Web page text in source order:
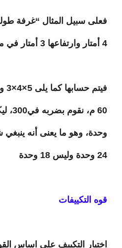
فعلى سبيل المثال “غرفة طولها 5 أمتار
4 أمتار وارتفاعها 3 أمتار في منطقة حارة جدا
فيتم حسابها كما يلى 5×4×3 والذى ينتج عنه
وحدة، وهو ما يعنى أنه ينبغي
24 وحدة وليس 18 وحدة
قوه التكييفات
اختيار التكييف علي اساس